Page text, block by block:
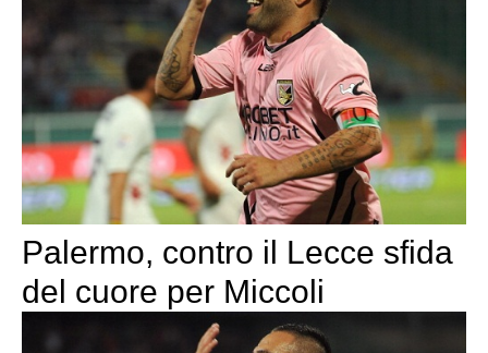
Palermo, contro il Lecce sfida
del cuore per Miccoli